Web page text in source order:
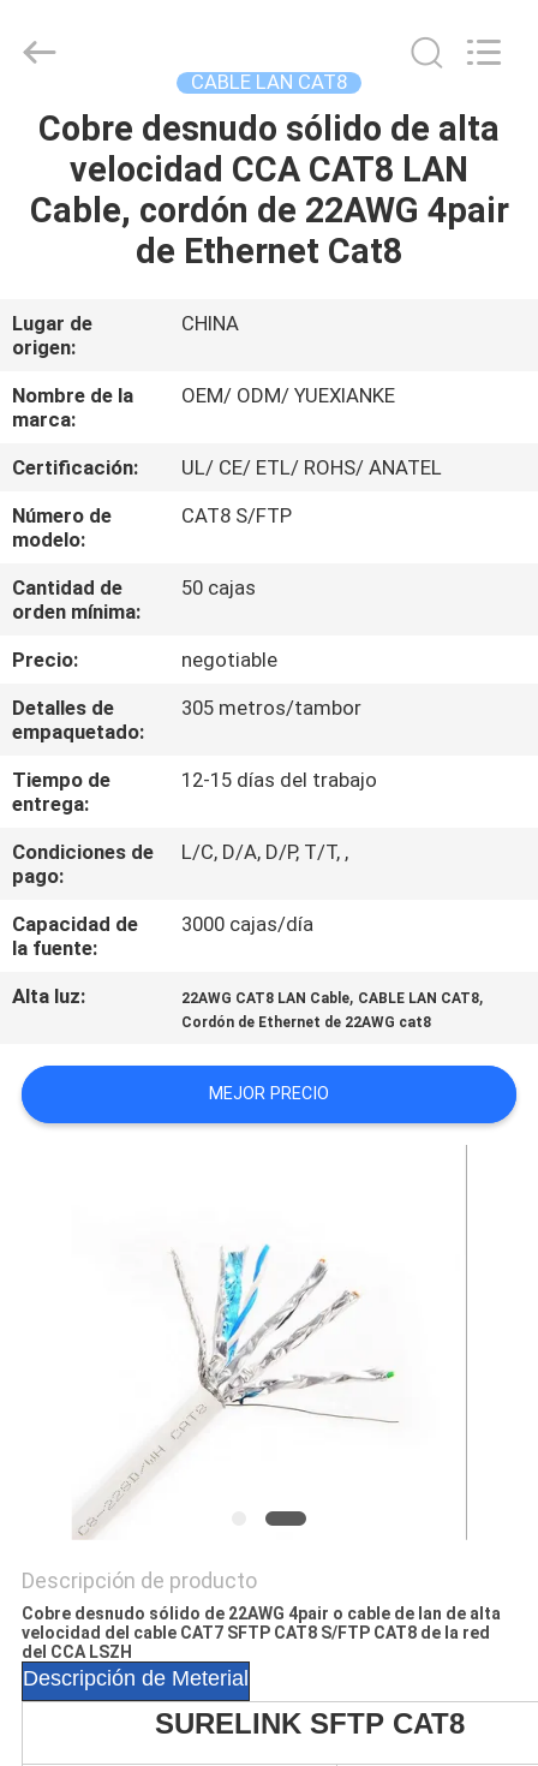
HOGAR
PRODUCTOS
SOBRE
NOSOTROS
VIAJE
DE
LA
FÁBRICA
CONTROL
DE
CALIDAD
EN
CONTACTO
CON
CASOS
PRIVACIDAD
Industry
Reserved.
CABLE LAN CAT8
Cobre desnudo sólido de alta
velocidad CCA CAT8 LAN
Cable, cordón de 22AWG 4pair
de Ethernet Cat8
Lugar de
origen:
CHINA
Nombre de la
marca:
OEM/ ODM/ YUEXIANKE
Certificación:
UL/ CE/ ETL/ ROHS/ ANATEL
Número de
modelo:
CAT8 S/FTP
Cantidad de
orden mínima:
50 cajas
Precio:
negotiable
Detalles de
empaquetado:
305 metros/tambor
Tiempo de
entrega:
12-15 días del trabajo
Condiciones de
pago:
L/C, D/A, D/P, T/T, ,
Capacidad de
la fuente:
3000 cajas/día
Alta luz: 22AWG CAT8 LAN Cable, CABLE LAN CAT8,
Cordón de Ethernet de 22AWG cat8
MEJOR PRECIO
Descripción de producto
Cobre desnudo sólido de 22AWG 4pair o cable de lan de alta
velocidad del cable CAT7 SFTP CAT8 S/FTP CAT8 de la red
del CCA LSZH
Descripción de Meterial
SURELINK SFTP CAT8